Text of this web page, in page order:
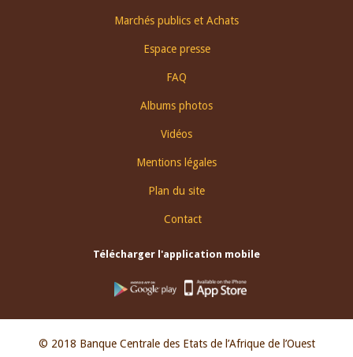
Marchés publics et Achats
Espace presse
FAQ
Albums photos
Vidéos
Mentions légales
Plan du site
Contact
Télécharger l'application mobile
© 2018 Banque Centrale des Etats de l’Afrique de l’Ouest